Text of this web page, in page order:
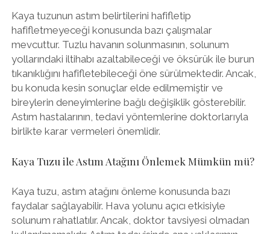
Kaya tuzunun astım belirtilerini hafifletip
hafifletmeyeceği konusunda bazı çalışmalar
mevcuttur. Tuzlu havanın solunmasının, solunum
yollarındaki iltihabı azaltabileceği ve öksürük ile burun
tıkanıklığını hafifletebileceği öne sürülmektedir. Ancak,
bu konuda kesin sonuçlar elde edilmemiştir ve
bireylerin deneyimlerine bağlı değişiklik gösterebilir.
Astım hastalarının, tedavi yöntemlerine doktorlarıyla
birlikte karar vermeleri önemlidir.
Kaya Tuzu ile Astım Atağını Önlemek Mümkün mü?
Kaya tuzu, astım atağını önleme konusunda bazı
faydalar sağlayabilir. Hava yolunu açıcı etkisiyle
solunum rahatlatılır. Ancak, doktor tavsiyesi olmadan